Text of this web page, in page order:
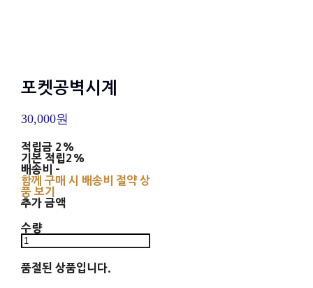
포켓공벽시계
30,000원
적립금 2%
기본 적립2%
배송비 -
함께 구매 시 배송비 절약 상
품 보기
추가 금액
수량
품절된 상품입니다.